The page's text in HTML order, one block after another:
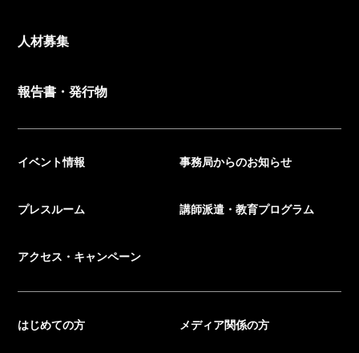
人材募集
報告書・発行物
イベント情報 事務局からのお知らせ
プレスルーム 講師派遣・教育プログラム
アクセス・キャンペーン
はじめての方 メディア関係の方